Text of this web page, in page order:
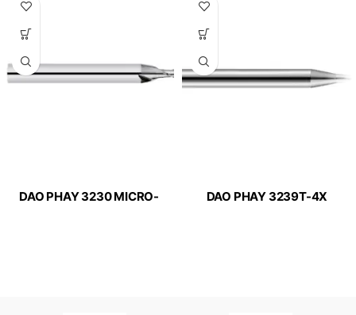
DAO PHAY 3230 MICRO-
DAO PHAY 3239T-4X